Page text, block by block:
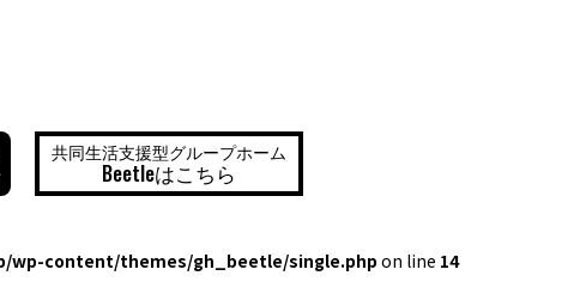
共同生活支援型グループホーム
Beetleはこちら
wp-content/themes/gh_beetle/single.php on line 14